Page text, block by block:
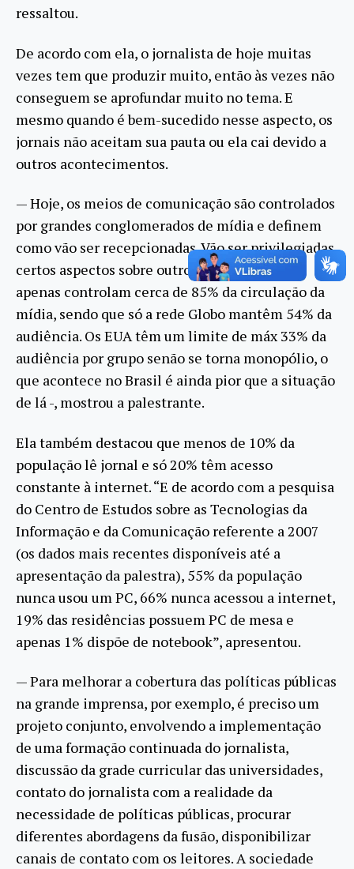
ressaltou.
De acordo com ela, o jornalista de hoje muitas
vezes tem que produzir muito, então às vezes não
conseguem se aprofundar muito no tema. E
mesmo quando é bem-sucedido nesse aspecto, os
jornais não aceitam sua pauta ou ela cai devido a
outros acontecimentos.
— Hoje, os meios de comunicação são controlados
por grandes conglomerados de mídia e definem
como vão ser recepcionadas. Vão ser privilegiadas
certos aspectos sobre outros – nove famílias
apenas controlam cerca de 85% da circulação da
mídia, sendo que só a rede Globo mantêm 54% da
audiência. Os EUA têm um limite de máx 33% da
audiência por grupo senão se torna monopólio, o
que acontece no Brasil é ainda pior que a situação
de lá -, mostrou a palestrante.
Ela também destacou que menos de 10% da
população lê jornal e só 20% têm acesso
constante à internet. “E de acordo com a pesquisa
do Centro de Estudos sobre as Tecnologias da
Informação e da Comunicação referente a 2007
(os dados mais recentes disponíveis até a
apresentação da palestra), 55% da população
nunca usou um PC, 66% nunca acessou a internet,
19% das residências possuem PC de mesa e
apenas 1% dispõe de notebook”, apresentou.
— Para melhorar a cobertura das políticas públicas
na grande imprensa, por exemplo, é preciso um
projeto conjunto, envolvendo a implementação
de uma formação continuada do jornalista,
discussão da grade curricular das universidades,
contato do jornalista com a realidade da
necessidade de políticas públicas, procurar
diferentes abordagens da fusão, disponibilizar
canais de contato com os leitores. A sociedade